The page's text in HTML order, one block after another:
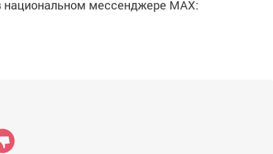
национальном мессенджере MАХ: